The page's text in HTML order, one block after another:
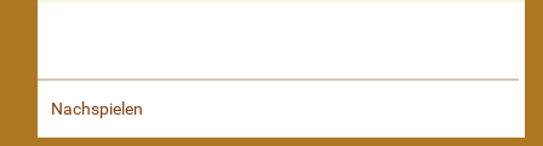
Nachspielen